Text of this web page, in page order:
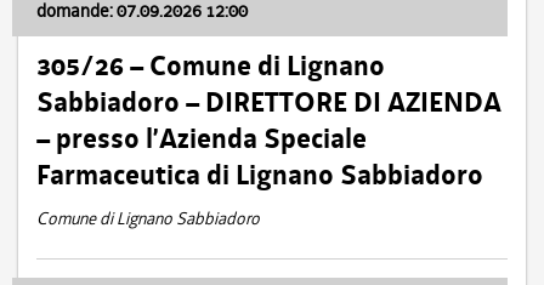
domande: 07.09.2026 12:00
305/26 – Comune di Lignano
Sabbiadoro – DIRETTORE DI AZIENDA
– presso l’Azienda Speciale
Farmaceutica di Lignano Sabbiadoro
Comune di Lignano Sabbiadoro